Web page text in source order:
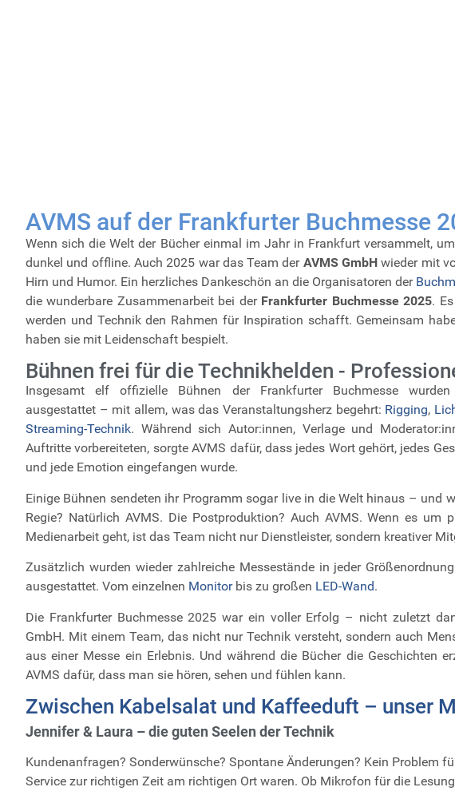
AVMS auf der Frankfurter Buchmesse
Wenn sich die Welt der Bücher einmal im Jahr in Frankfurt versammelt,
dunkel und offline. Auch 2025 war das Team der AVMS GmbH wieder mit
Hirn und Humor. Ein herzliches Dankeschön an die Organisatoren der
die wunderbare Zusammenarbeit bei der Frankfurter Buchmesse 2025.
werden und Technik den Rahmen für Inspiration schafft. Gemeinsam
haben sie mit Leidenschaft bespielt.
Bühnen frei für die Technikhelden -
Insgesamt elf offizielle Bühnen der Frankfurter Buchmesse
ausgestattet – mit allem, was das Veranstaltungsherz begehrt: Rigging,
Streaming-Technik. Während sich Autor:innen, Verlage und
Auftritte vorbereiteten, sorgte AVMS dafür, dass jedes Wort gehört, jedes
und jede Emotion eingefangen wurde.
Einige Bühnen sendeten ihr Programm sogar live in die Welt hinaus – und
Regie? Natürlich AVMS. Die Postproduktion? Auch AVMS. Wenn es um
Medienarbeit geht, ist das Team nicht nur Dienstleister, sondern kreativer
Zusätzlich wurden wieder zahlreiche Messestände in jeder
ausgestattet. Vom einzelnen Monitorbis zu großen LED-Wand.
Die Frankfurter Buchmesse 2025 war ein voller Erfolg – nicht zuletzt
GmbH. Mit einem Team, das nicht nur Technik versteht, sondern auch
aus einer Messe ein Erlebnis. Und während die Bücher die Geschichten
AVMS dafür, dass man sie hören, sehen und fühlen kann.
Zwischen Kabelsalat und Kaffeeduft – unser
Jennifer & Laura – die guten Seelen der Technik
Kundenanfragen? Sonderwünsche? Spontane Änderungen? Kein Problem
Service zur richtigen Zeit am richtigen Ort waren. Ob Mikrofon für die